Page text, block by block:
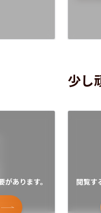
少し
あります。 閲覧す